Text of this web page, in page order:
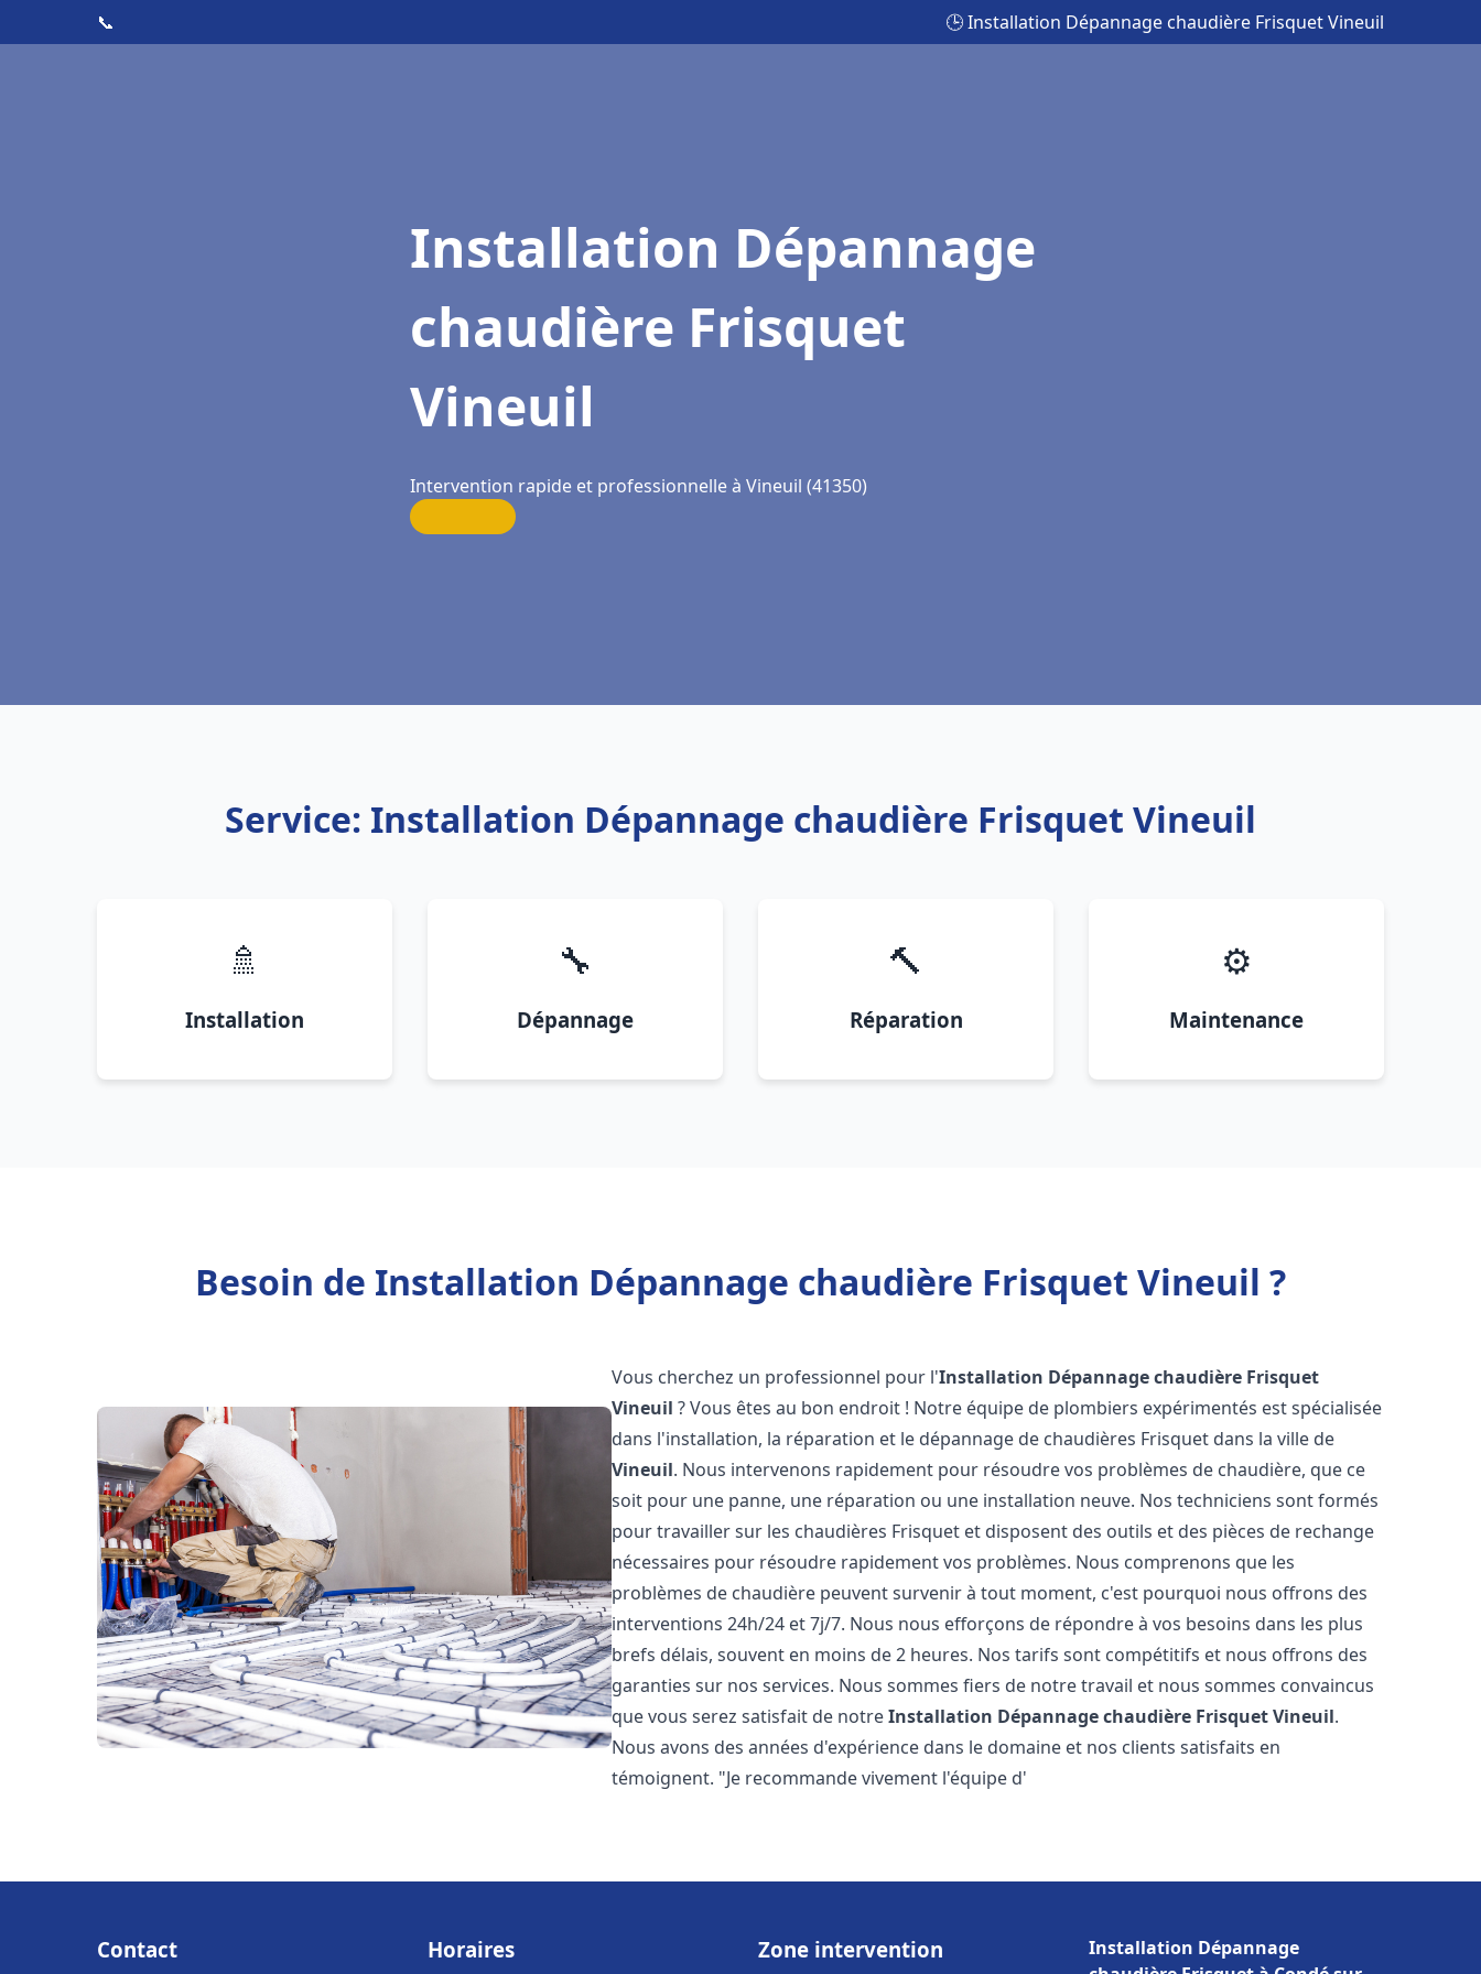
📞 🕒 Installation Dépannage chaudière Frisquet Vineuil
Installation Dépannage
chaudière Frisquet
Vineuil
Intervention rapide et professionnelle à Vineuil (41350)
Service: Installation Dépannage chaudière Frisquet Vineuil
🚿
Installation
🔧
Dépannage
🔨
Réparation
⚙️
Maintenance
Besoin de Installation Dépannage chaudière Frisquet Vineuil ?
Vous cherchez un professionnel pour l'Installation Dépannage chaudière Frisquet
Vineuil ? Vous êtes au bon endroit ! Notre équipe de plombiers expérimentés est spécialisée
dans l'installation, la réparation et le dépannage de chaudières Frisquet dans la ville de
Vineuil. Nous intervenons rapidement pour résoudre vos problèmes de chaudière, que ce
soit pour une panne, une réparation ou une installation neuve. Nos techniciens sont formés
pour travailler sur les chaudières Frisquet et disposent des outils et des pièces de rechange
nécessaires pour résoudre rapidement vos problèmes. Nous comprenons que les
problèmes de chaudière peuvent survenir à tout moment, c'est pourquoi nous offrons des
interventions 24h/24 et 7j/7. Nous nous efforçons de répondre à vos besoins dans les plus
brefs délais, souvent en moins de 2 heures. Nos tarifs sont compétitifs et nous offrons des
garanties sur nos services. Nous sommes fiers de notre travail et nous sommes convaincus
que vous serez satisfait de notreInstallation Dépannage chaudière FrisquetVineuil.
Nous avons des années d'expérience dans le domaine et nos clients satisfaits en
témoignent. "Je recommande vivement l'équipe d'
Contact Horaires Zone intervention
Installation Dépannage